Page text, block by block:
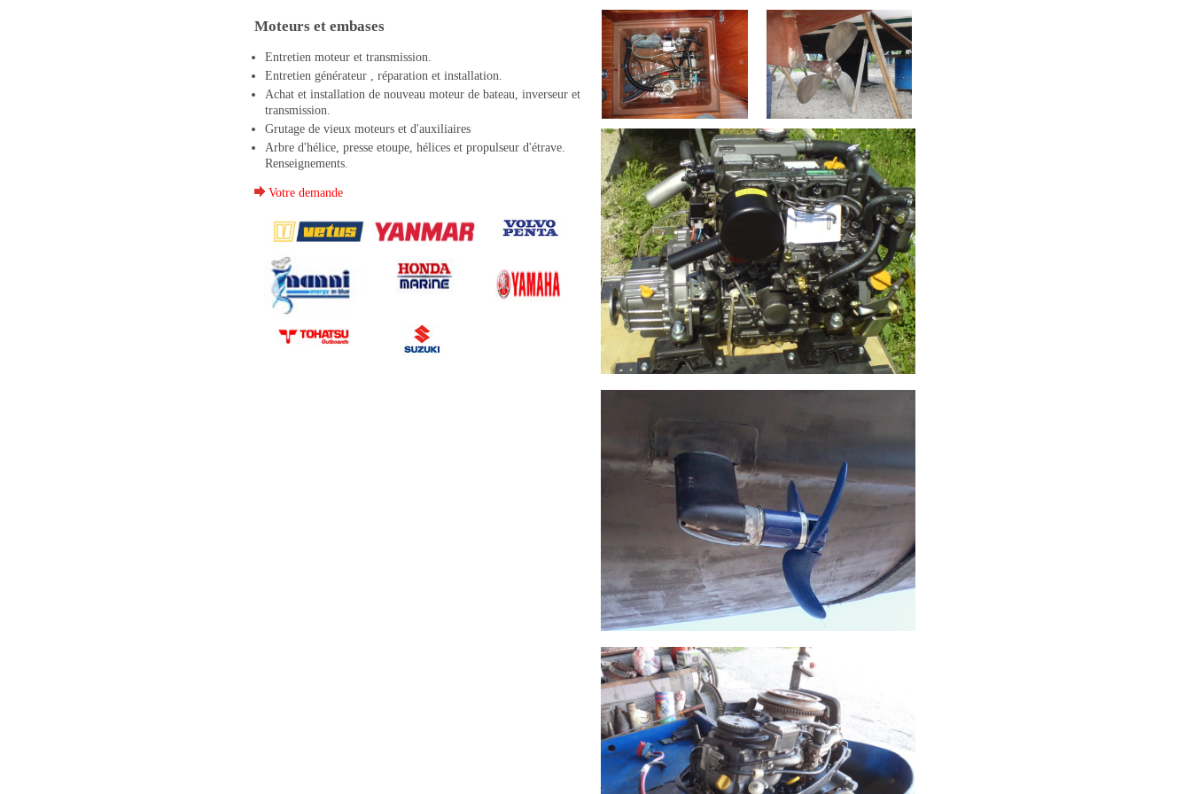
Moteurs et embases
Entretien moteur et transmission.
Entretien générateur , réparation et installation.
Achat et installation de nouveau moteur de bateau, inverseur et
transmission.
Grutage de vieux moteurs et d'auxiliaires
Arbre d'hélice, presse etoupe, hélices et propulseur d'étrave.
Renseignements.
Votre demande